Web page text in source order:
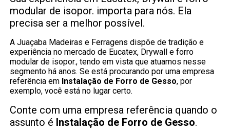
modular de isopor. importa para nós. Ela
precisa ser a melhor possível.
A Juaçaba Madeiras e Ferragens dispõe de tradição e
experiência no mercado de Eucatex, Drywall e forro
modular de isopor., tendo em vista que atuamos nesse
segmento há anos. Se está procurando por uma empresa
referência em Instalação de Forro de Gesso, por
exemplo, você está no lugar certo.
Conte com uma empresa referência quando o
assunto é Instalação de Forro de Gesso.